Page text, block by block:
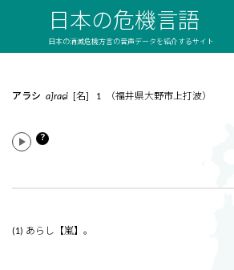
日本の危機言語
日本の消滅危機方言の音声データを紹介するサイト
アラシ a]raɕi [名] 1 （福井県大野市上打波）
？
(1) あらし【嵐】。